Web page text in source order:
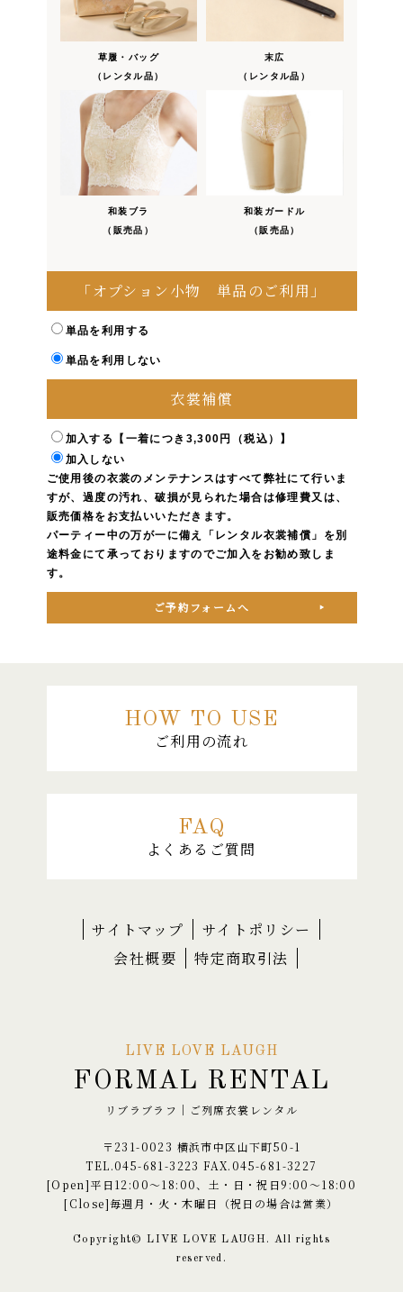
草履・バッグ
（レンタル品）
末広
（レンタル品）
和装ブラ
（販売品）
和装ガードル
（販売品）
「オプション小物 単品のご利用」
単品を利用する
単品を利用しない
衣裳補償
加入する【一着につき3,300円（税込）】
加入しない
ご使用後の衣裳のメンテナンスはすべて弊社にて行いま
すが、過度の汚れ、破損が見られた場合は修理費又は、
販売価格をお支払いいただきます。
パーティー中の万が一に備え「レンタル衣裳補償」を別
途料金にて承っておりますのでご加入をお勧め致しま
す。
ご予約フォームへ
HOW TO USE
ご利用の流れ
FAQ
よくあるご質問
サイトマップ
サイトポリシー
会社概要
特定商取引法
LIVE LOVE LAUGH
FORMAL RENTAL
リブラブラフ｜ご列席衣裳レンタル
〒231-0023 横浜市中区山下町50-1
TEL.045-681-3223 FAX.045-681-3227
[Open]平日12:00〜18:00、土・日・祝日9:00〜18:00
[Close]毎週月・火・木曜日（祝日の場合は営業）
Copyright© LIVE LOVE LAUGH. All rights
reserved.